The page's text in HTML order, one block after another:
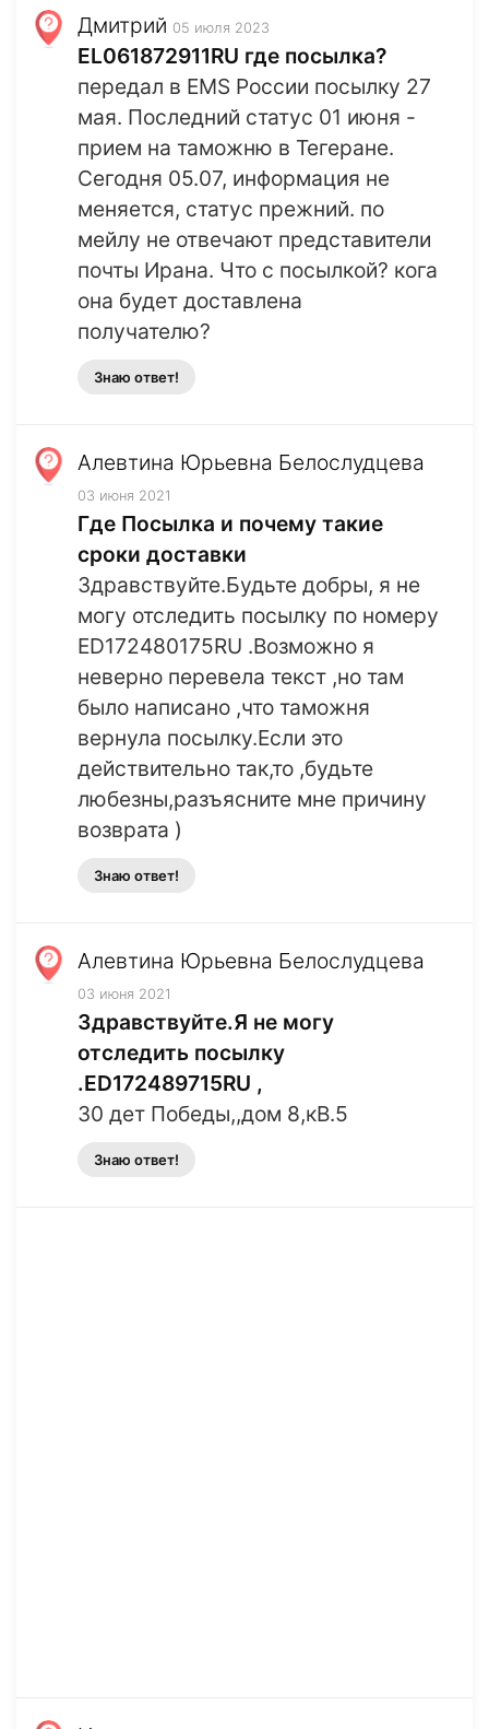
Дмитрий 05 июля 2023
EL061872911RU где посылка?
передал в EMS России посылку 27
мая. Последний статус 01 июня -
прием на таможню в Тегеране.
Сегодня 05.07, информация не
меняется, статус прежний. по
мейлу не отвечают представители
почты Ирана. Что с посылкой? кога
она будет доставлена
получателю?
Знаю ответ!
Алевтина Юрьевна Белослудцева
03 июня 2021
Где Посылка и почему такие
сроки доставки
Здравствуйте.Будьте добры, я не
могу отследить посылку по номеру
ED172480175RU .Возможно я
неверно перевела текст ,но там
было написано ,что таможня
вернула посылку.Если это
действительно так,то ,будьте
любезны,разъясните мне причину
возврата )
Знаю ответ!
Алевтина Юрьевна Белослудцева
03 июня 2021
Здравствуйте.Я не могу
отследить посылку
.ED172489715RU ,
30 дет Победы,,дом 8,кВ.5
Знаю ответ!